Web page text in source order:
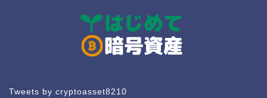
Tweets by cryptoasset8210